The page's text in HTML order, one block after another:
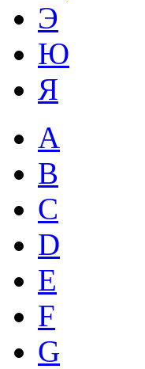
Э
Ю
Я
A
B
C
D
E
F
G